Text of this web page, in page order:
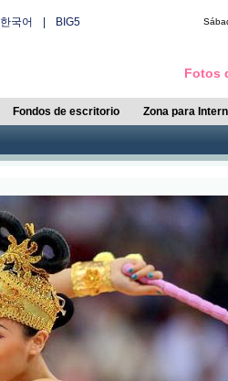
한국어 BIG5
Fotos
Fondos de escritorio Zona para